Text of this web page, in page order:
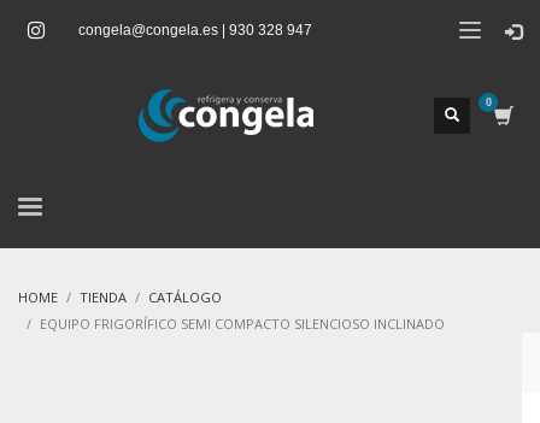
congela@congela.es | 930 328 947
HOME TIENDA
CATÁLOGO
EQUIPO FRIGORÍFICO SEMI COMPACTO SILENCIOSO INCLINADO